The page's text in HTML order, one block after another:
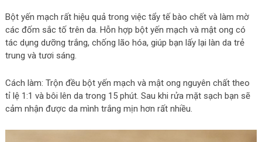
Bột yến mạch rất hiệu quả trong việc tẩy tế bào chết và làm mờ
các đốm sắc tố trên da. Hỗn hợp bột yến mạch và mật ong có
tác dụng dưỡng trắng, chống lão hóa, giúp bạn lấy lại làn da trẻ
trung và tươi sáng.
Cách làm: Trộn đều bột yến mạch và mật ong nguyên chất theo
tỉ lệ 1:1 và bôi lên da trong 15 phút. Sau khi rửa mặt sạch bạn sẽ
cảm nhận được da mình trắng mịn hơn rất nhiều.